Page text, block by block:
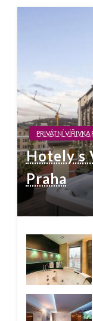
PRIVÁTNÍ VÍŘIVKA
Hotely s
Praha